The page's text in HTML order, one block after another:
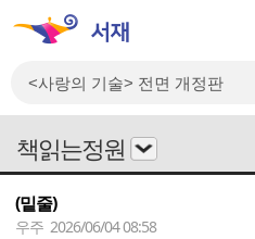
책읽는정원
(밑줄)
우주 2026/06/04 08:58